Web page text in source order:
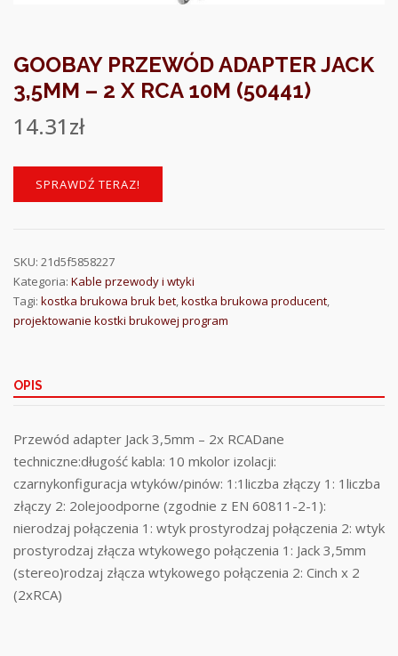
GOOBAY PRZEWÓD ADAPTER JACK
3,5MM – 2 X RCA 10M (50441)
14.31zł
SPRAWDŹ TERAZ!
SKU: 21d5f5858227
Kategoria: Kable przewody i wtyki
Tagi: kostka brukowa bruk bet,kostka brukowa producent,
projektowanie kostki brukowej program
OPIS
Przewód adapter Jack 3,5mm – 2x RCADane
techniczne:długość kabla: 10 mkolor izolacji:
czarnykonfiguracja wtyków/pinów: 1:1liczba złączy 1: 1liczba
złączy 2: 2olejoodporne (zgodnie z EN 60811-2-1):
nierodzaj połączenia 1: wtyk prostyrodzaj połączenia 2: wtyk
prostyrodzaj złącza wtykowego połączenia 1: Jack 3,5mm
(stereo)rodzaj złącza wtykowego połączenia 2: Cinch x 2
(2xRCA)